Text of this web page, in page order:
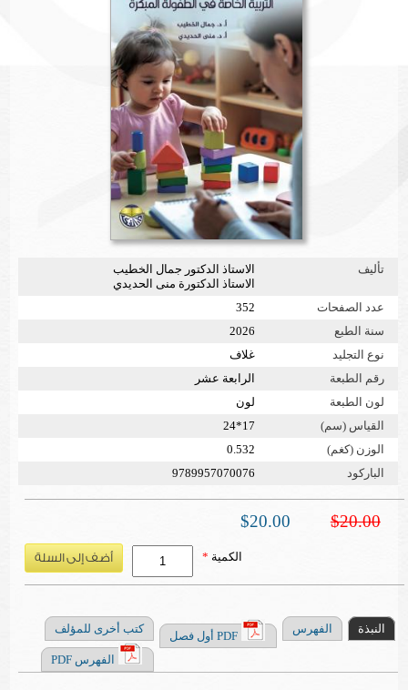
تأليف
الاستاذ الدكتور جمال الخطيب
الاستاذ الدكتورة منى الحديدي
عدد الصفحات
352
سنة الطبع
2026
نوع التجليد
غلاف
رقم الطبعة
الرابعة عشر
لون الطبعة
لون
القياس (سم)
17*24
الوزن (كغم)
0.532
الباركود
9789957070076
$20.00
$20.00
الكمية *
النبذة الفهرس
PDF أول فصل
كتب أخرى للمؤلف
الفهرس PDF